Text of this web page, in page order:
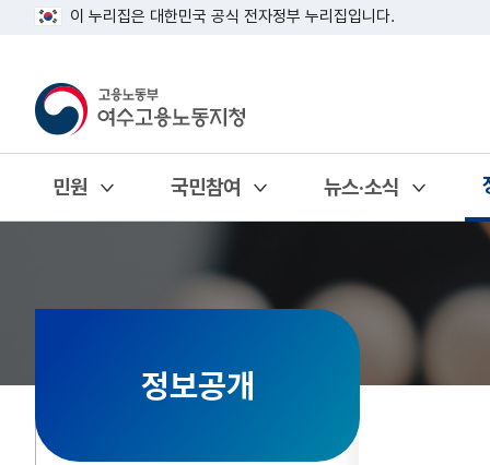
이 누리집은 대한민국 공식 전자정부 누리집입니다.
민원
열기
국민참여
열기
뉴스·소식
열기
정보공개